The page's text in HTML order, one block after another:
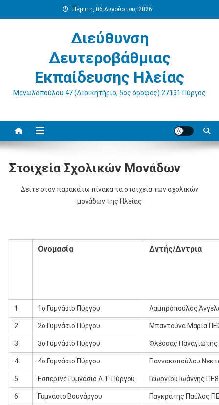
στο
Πέμπτη, 06 Αυγούστου, 2026
Διεύθυνση
Δευτεροβάθμιας
Εκπαίδευσης Ηλείας
Μανωλοπούλου 47 (Διοικητήριο, 5ος όροφος) 27131 Πύργος
Στοιχεία Σχολικών Μονάδων
Δείτε στον παρακάτω πίνακα τα στοιχεία των σχολικών
μονάδων της Ηλείας
Ονομασία Δντής/Δντρια
1 1ο Γυμνάσιο Πύργου Λαμπρόπουλος
2 2ο Γυμνάσιο Πύργου Μπαντούνα Μαρία
3 3ο Γυμνάσιο Πύργου Φλέσσας Παναγιώτης
4 4ο Γυμνάσιο Πύργου Γιαννακοπούλου
5 Εσπερινό Γυμνάσιο Λ.Τ. Πύργου Γεωργίου Ιωάννης
6 Γυμνάσιο Βουνάργου Παγκράτης Παύλος